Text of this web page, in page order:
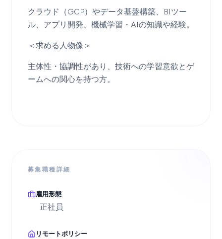
クラウド（GCP）やデータ基盤構築、BIツー
ル、アプリ開発、機械学習・AIの知識や経験。
＜求める人物像＞
主体性・協調性があり、技術への学習意欲とゲ
ームへの関心を持つ方。
募集職種詳細
雇用形態
正社員
リモートポリシー